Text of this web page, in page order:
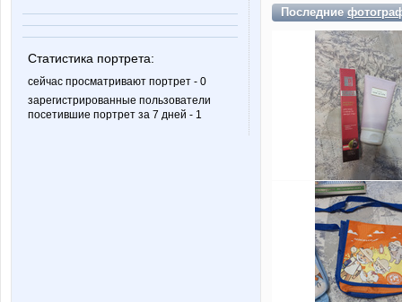
Статистика портрета:
сейчас просматривают портрет - 0
зарегистрированные пользователи
посетившие портрет за 7 дней - 1
Последние